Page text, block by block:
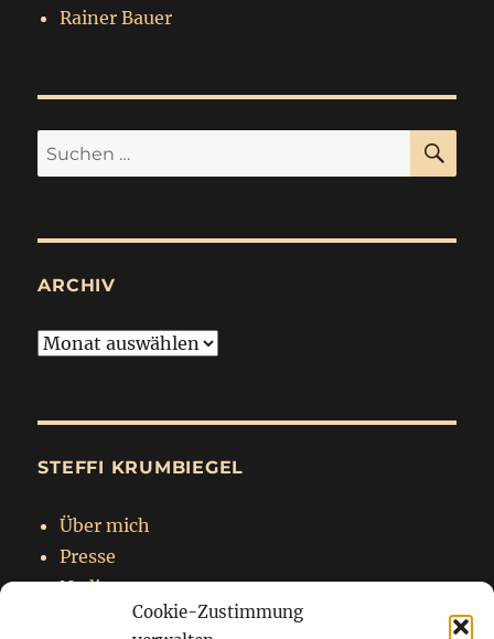
Cookie-Zustimmung
Rainer Bauer
Suchen
nach:
ARCHIV
Archiv
STEFFI KRUMBIEGEL
Über mich
Presse
Nadja
Impressum